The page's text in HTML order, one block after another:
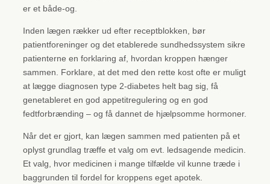
er et både-og.
Inden lægen rækker ud efter receptblokken, bør
patientforeninger og det etablerede sundhedssystem sikre
patienterne en forklaring af, hvordan kroppen hænger
sammen. Forklare, at det med den rette kost ofte er muligt
at lægge diagnosen type 2-diabetes helt bag sig, få
genetableret en god appetitregulering og en god
fedtforbrænding – og få dannet de hjælpsomme hormoner.
Når det er gjort, kan lægen sammen med patienten på et
oplyst grundlag træffe et valg om evt. ledsagende medicin.
Et valg, hvor medicinen i mange tilfælde vil kunne træde i
baggrunden til fordel for kroppens eget apotek.